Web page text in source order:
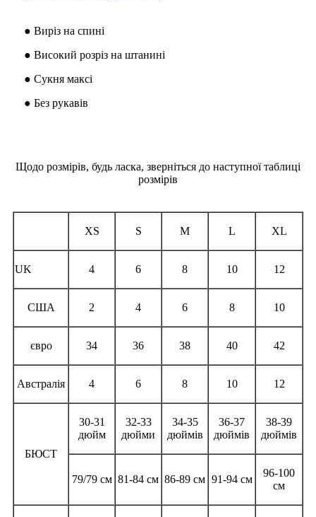
● Виріз на спині
● Високий розріз на штанині
● Сукня максі
● Без рукавів
Щодо розмірів, будь ласка, зверніться до наступної таблиці
розмірів
XS S M L XL
UK 4 6 8 10 12
США 2 4 6 8 10
євро 34 36 38 40 42
Австралія 4 6 8 10 12
БЮСТ
30-31
дюйм
32-33
дюйми
34-35
дюймів
36-37
дюймів
38-39
дюймів
79/79 см 81-84 см 86-89 см 91-94 см
96-100
см